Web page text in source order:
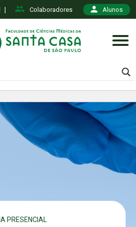
Colaboradores Alunos
PRESENCIAL